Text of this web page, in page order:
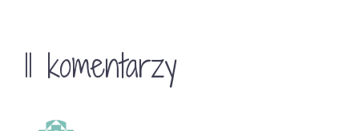
11 komentarzy